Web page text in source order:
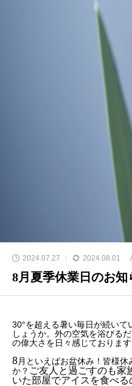
2024.07.27 2024.08.01
8月夏季休業日のお知
30°を超える暑い毎日が続い
しょうか。外の空気を浴びる
の偉大さを日々感じております
8月といえばお盆休み！皆様
か？ ご友人と過ごすのも家
いた部屋でアイスを食べる